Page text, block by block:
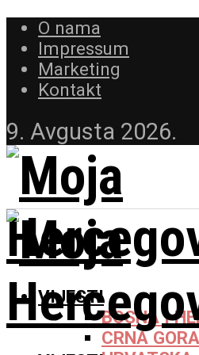
O nama
Impressum
Marketing
Kontakt
9. Avgusta 2026.
VIJESTI
BOSNA I
CRNA GORA